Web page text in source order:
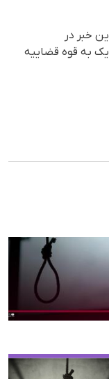
خبر در
به قوه قضاییه